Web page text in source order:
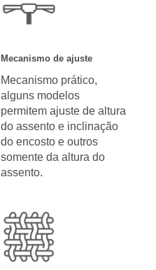
Mecanismo de ajuste
Mecanismo prático,
alguns modelos
permitem ajuste de altura
do assento e inclinação
do encosto e outros
somente da altura do
assento.